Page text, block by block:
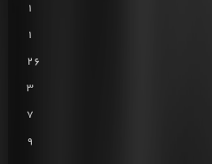
1
1
26
3
7
9